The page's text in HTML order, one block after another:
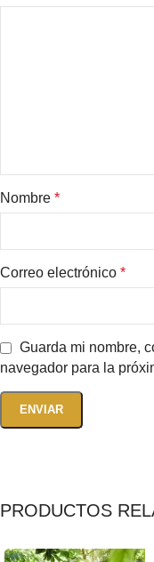
Nombre *
Correo electrónico *
Guarda mi nombre,
navegador para la
PRODUCTOS